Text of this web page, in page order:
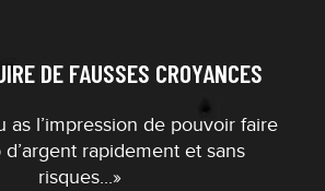
DE FAUSSES CROYANCES
as l’impression de pouvoir faire
rapidement et sans
risques...»